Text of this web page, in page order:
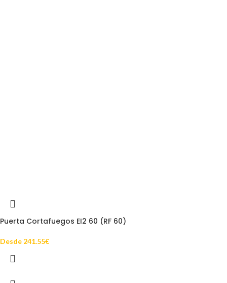
Puerta Cortafuegos EI2 60 (RF 60)
Desde 241.55€